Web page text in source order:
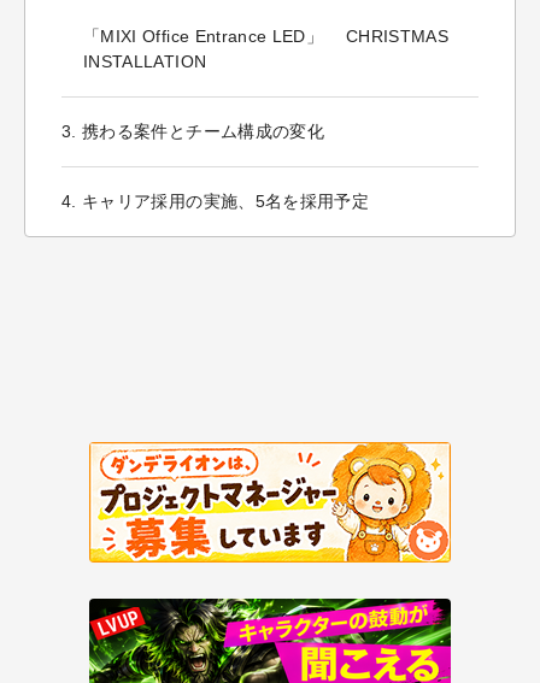
「MIXI Office Entrance LED」 CHRISTMAS
INSTALLATION
3. 携わる案件とチーム構成の変化
4. キャリア採用の実施、5名を採用予定